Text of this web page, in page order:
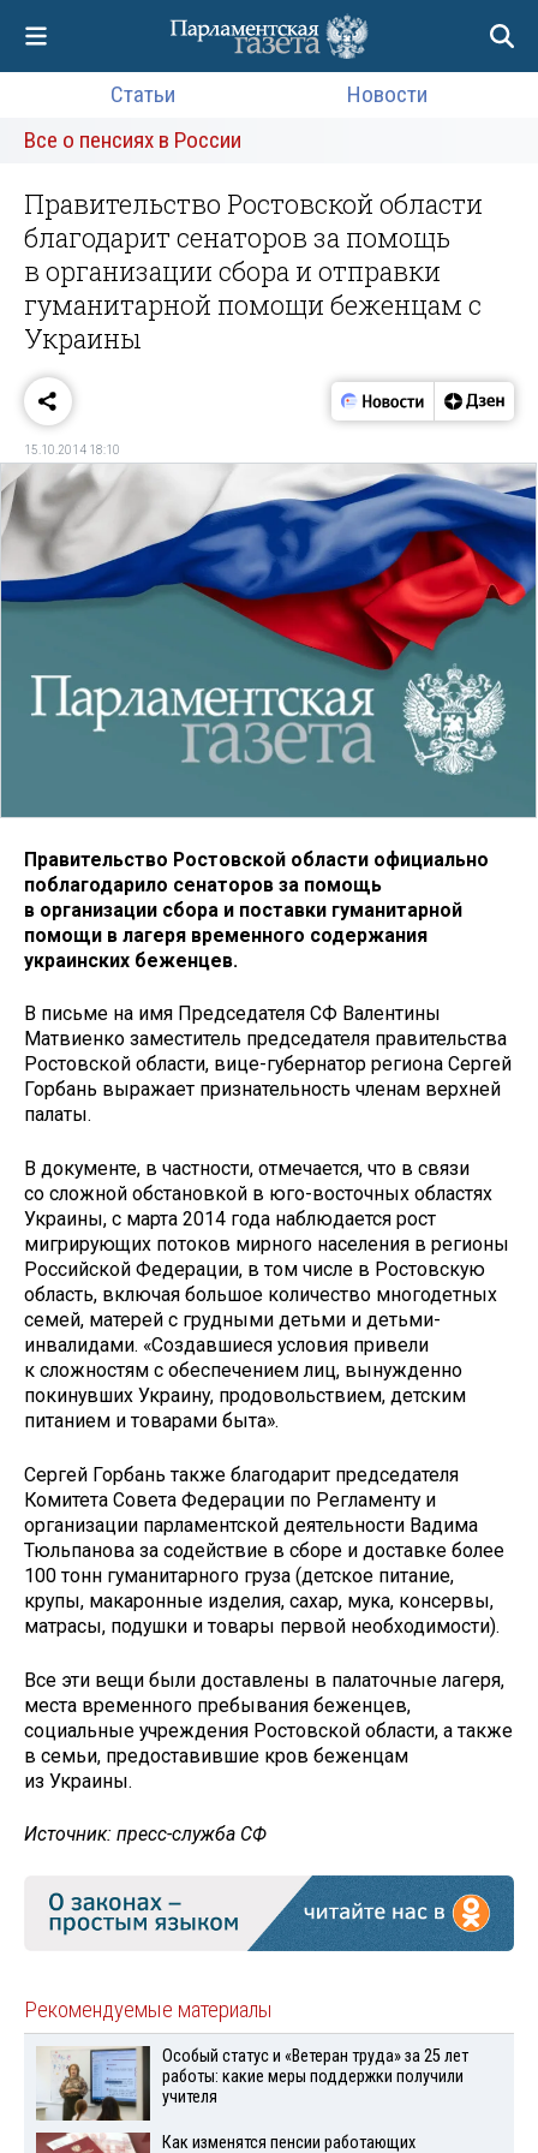
Статьи
Новости
Все о пенсиях в России
Правительство Ростовской области
благодарит сенаторов за помощь
в организации сбора и отправки
гуманитарной помощи беженцам с
Украины
15.10.2014 18:10
Правительство Ростовской области официально
поблагодарило сенаторов за помощь
в организации сбора и поставки гуманитарной
помощи в лагеря временного содержания
украинских беженцев.
В письме на имя Председателя СФ Валентины
Матвиенко заместитель председателя правительства
Ростовской области, вице-губернатор региона Сергей
Горбань выражает признательность членам верхней
палаты.
В документе, в частности, отмечается, что в связи
со сложной обстановкой в юго-восточных областях
Украины, с марта 2014 года наблюдается рост
мигрирующих потоков мирного населения в регионы
Российской Федерации, в том числе в Ростовскую
область, включая большое количество многодетных
семей, матерей с грудными детьми и детьми-
инвалидами. «Создавшиеся условия привели
к сложностям с обеспечением лиц, вынужденно
покинувших Украину, продовольствием, детским
питанием и товарами быта».
Сергей Горбань также благодарит председателя
Комитета Совета Федерации по Регламенту и
организации парламентской деятельности Вадима
Тюльпанова за содействие в сборе и доставке более
100 тонн гуманитарного груза (детское питание,
крупы, макаронные изделия, сахар, мука, консервы,
матрасы, подушки и товары первой необходимости).
Все эти вещи были доставлены в палаточные лагеря,
места временного пребывания беженцев,
социальные учреждения Ростовской области, а также
в семьи, предоставившие кров беженцам
из Украины.
Источник: пресс-служба СФ
Рекомендуемые материалы
Особый статус и «Ветеран труда» за 25 лет
работы: какие меры поддержки получили
учителя
Как изменятся пенсии работающих